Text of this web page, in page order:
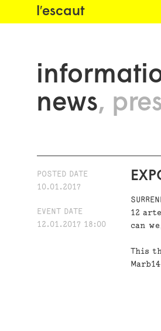
l′escaut
news
POSTED DATE
10.01.2017
EVENT DATE
12.01.2017 18:00
12
can
This